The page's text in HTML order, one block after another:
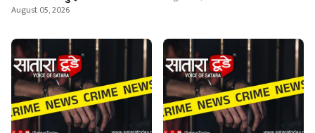
August 05, 2026